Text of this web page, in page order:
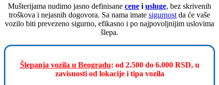
Mušterijama nudimo jasno definisane cene i usluge, bez skrivenih
troškova i nejasnih dogovora. Sa nama imate sigurnost da će vaše
vozilo biti prevezeno sigurno, efikasno i po najpovoljnijim uslovima
šlepa.
Šlepanja vozila u Beogradu: od 2.500 do 6.000 RSD, u
zavisnosti od lokacije i tipa vozila